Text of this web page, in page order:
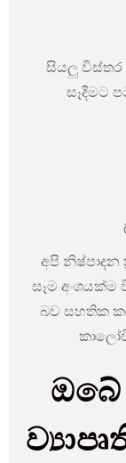
සියලු
සෑදීමට
අපි නිෂ්පාදන
සෑම
බව සහතික